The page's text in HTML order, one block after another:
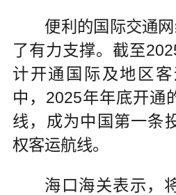
便利的国际交通
了有力支撑。截至
计开通国际及地区
中，2025年年底开通
线，成为中国第一条
权客运航线。
海口海关表示，